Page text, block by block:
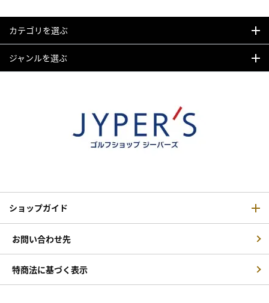
カテゴリを選ぶ
ジャンルを選ぶ
ショップガイド
お問い合わせ先
特商法に基づく表示